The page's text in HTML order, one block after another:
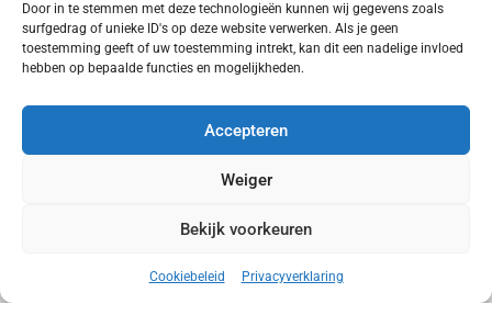
Door in te stemmen met deze technologieën kunnen wij gegevens zoals
surfgedrag of unieke ID's op deze website verwerken. Als je geen
toestemming geeft of uw toestemming intrekt, kan dit een nadelige invloed
hebben op bepaalde functies en mogelijkheden.
Accepteren
Weiger
Bekijk voorkeuren
Cookiebeleid Privacyverklaring
Veronique Peeters
Professional Organizer / Opruimcoach